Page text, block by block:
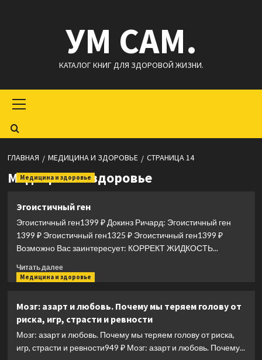
УМ САМ.
КАТАЛОГ КНИГ ДЛЯ ЗДОРОВОЙ ЖИЗНИ.
меню
ГЛАВНАЯ МЕДИЦИНА И ЗДОРОВЬЕ СТРАНИЦА 14
Медицина и здоровье
Медицина и здоровье
Эгоистичный ген
Эгоистичный ген1399 ₽ Докинз Ричард: Эгоистичный ген
1399 ₽ Эгоистичный ген1325 ₽ Эгоистичный ген1399 ₽
Возможно Вас заинтересует: КОРРЕКТ ЖИДКОСТЬ...
Читать далееПрочитать
больше
ген
Медицина и здоровье
Мозг: азарт и любовь. Почему мы теряем голову от
риска, игр, страсти и ревности
Мозг: азарт и любовь. Почему мы теряем голову от риска,
игр, страсти и ревности949 ₽ Мозг: азарт и любовь. Почему...